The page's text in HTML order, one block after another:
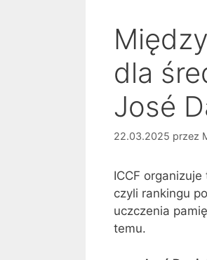
dla
José
22.03.2025 przez
ICCF
czyli rankingu
uczczenia
temu.